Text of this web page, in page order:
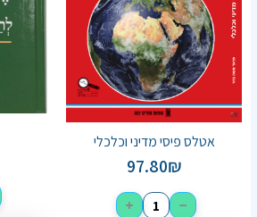
אטלס פיסי מדיני וכלכלי
97.80₪
−
+